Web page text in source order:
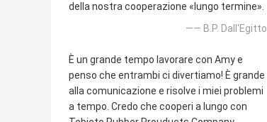
della nostra cooperazione «lungo termine».
—— B.P. Dall'Egitto
È un grande tempo lavorare con Amy e
penso che entrambi ci divertiamo! È grande
alla comunicazione e risolve i miei problemi
a tempo. Credo che cooperi a lungo con